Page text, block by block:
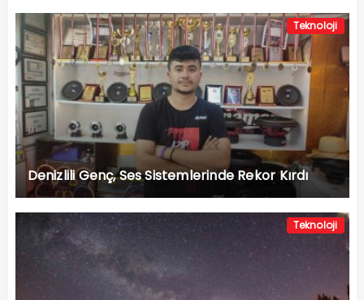
Teknoloji
Denizlili Genç, Ses Sistemlerinde Rekor Kırdı
Teknoloji